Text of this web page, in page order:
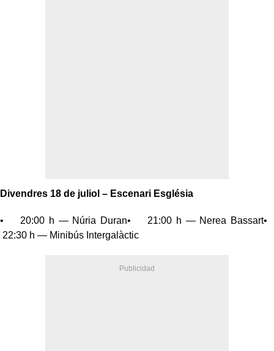
Divendres 18 de juliol – Escenari Església
• 20:00 h — Núria Duran• 21:00 h — Nerea Bassart•
22:30 h — Minibús Intergalàctic